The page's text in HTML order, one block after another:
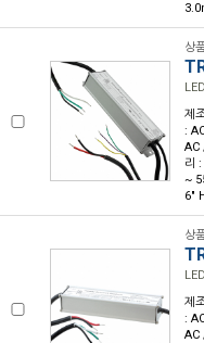
상
제
:
AC
리
~
6"
상
제
:
AC